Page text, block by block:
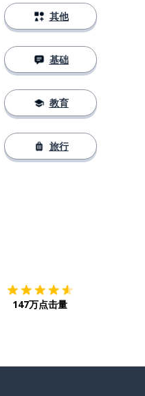
其他
基础
教育
旅行
147万点击量